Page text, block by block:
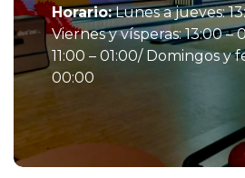
Horario:Lunes a jueves:
Viernes y vísperas: 13:00 –
11:00 – 01:00/ Domingos y
00:00